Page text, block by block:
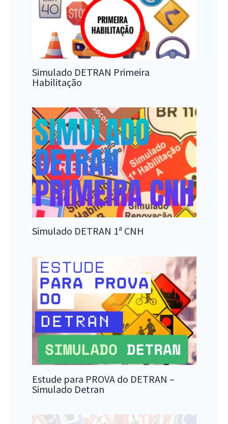
Simulado DETRAN Primeira
Habilitação
Simulado DETRAN 1ª CNH
Estude para PROVA do DETRAN –
Simulado Detran